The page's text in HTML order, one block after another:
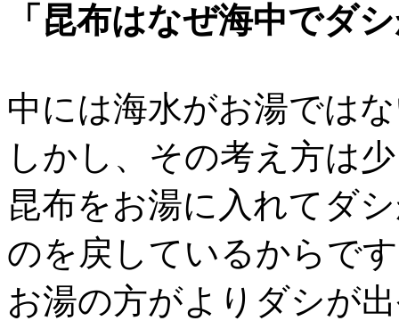
「昆布はなぜ海中でダ
中には海水がお湯では
しかし、その考え方は
昆布をお湯に入れてダ
のを戻しているからで
お湯の方がよりダシが